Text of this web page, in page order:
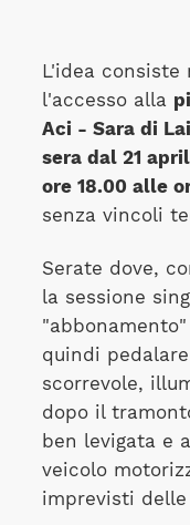
L'idea consiste
l'accesso alla
Aci - Sara di
sera dal 21
ore 18.00 alle
senza vincoli
Serate dove,
la sessione
quindi
scorrevole,
dopo il
ben levigata e
veicolo
imprevisti